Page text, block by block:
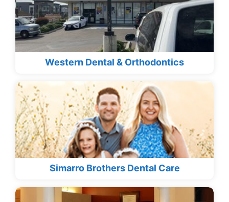
Western Dental & Orthodontics
Simarro Brothers Dental Care